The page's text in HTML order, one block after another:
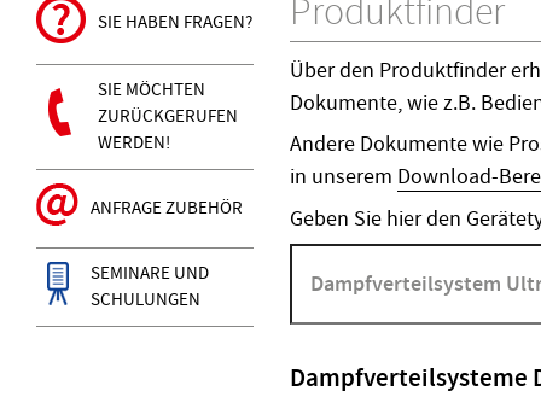
SIE HABEN FRAGEN?
SIE MÖCHTEN
ZURÜCKGERUFEN
WERDEN!
ANFRAGE ZUBEHÖR
SEMINARE UND
SCHULUNGEN
Produktfinder
Über den Produktfinder
Dokumente, wie z.B.
Andere Dokumente wie
in unserem Download-
Geben Sie hier den
Dampfverteilsysteme